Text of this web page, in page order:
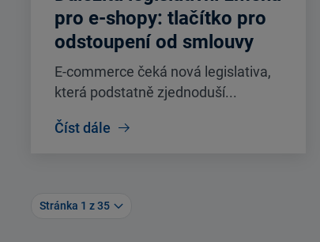
pro e-shopy: tlačítko pro
odstoupení od smlouvy
E-commerce čeká nová legislativa,
která podstatně zjednoduší...
Číst dále
Stránka 1 z 35